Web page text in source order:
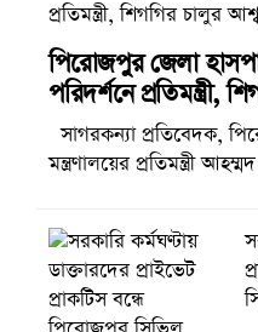
পিরোজপুর জেলা
পরিদর্শনে প্রতিমন্ত্রী,
সাগরকন্যা প্রতিবেদক,
মন্ত্রণালয়ের প্রতিমন্ত্রী